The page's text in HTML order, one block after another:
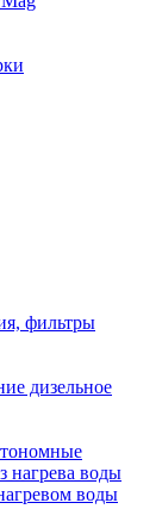
фильтры
дизельное
нагрева воды
воды